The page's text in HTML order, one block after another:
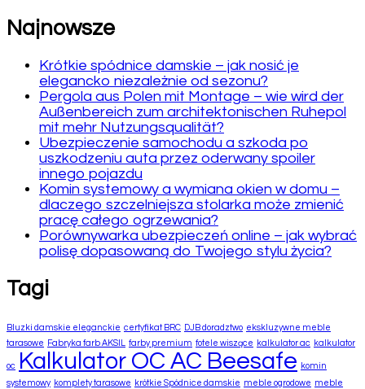
Najnowsze
Krótkie spódnice damskie – jak nosić je
elegancko niezależnie od sezonu?
Pergola aus Polen mit Montage – wie wird der
Außenbereich zum architektonischen Ruhepol
mit mehr Nutzungsqualität?
Ubezpieczenie samochodu a szkoda po
uszkodzeniu auta przez oderwany spoiler
innego pojazdu
Komin systemowy a wymiana okien w domu –
dlaczego szczelniejsza stolarka może zmienić
pracę całego ogrzewania?
Porównywarka ubezpieczeń online – jak wybrać
polisę dopasowaną do Twojego stylu życia?
Tagi
Bluzki damskie eleganckie certyfikat BRC DJB doradztwo ekskluzywne meble
tarasowe
Fabryka farb AKSIL farby premium fotele wiszące kalkulator ac kalkulator
oc Kalkulator OC AC Beesafe komin
systemowy komplety tarasowe krótkie Spódnice damskie meble ogrodowe meble